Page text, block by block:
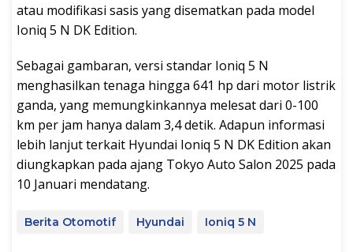
atau modifikasi sasis yang disematkan pada model
Ioniq 5 N DK Edition.
Sebagai gambaran, versi standar Ioniq 5 N
menghasilkan tenaga hingga 641 hp dari motor listrik
ganda, yang memungkinkannya melesat dari 0-100
km per jam hanya dalam 3,4 detik. Adapun informasi
lebih lanjut terkait Hyundai Ioniq 5 N DK Edition akan
diungkapkan pada ajang Tokyo Auto Salon 2025 pada
10 Januari mendatang.
Berita Otomotif Hyundai Ioniq 5 N